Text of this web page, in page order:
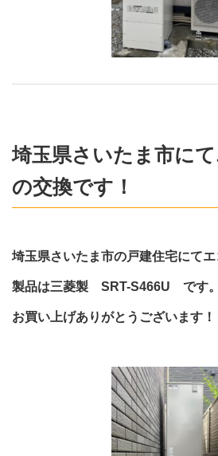
埼玉県さいたま市に
の交換です！
埼玉県さいたま市の戸建住宅にてエ
製品は三菱製 SRT-S466U です。
お買い上げありがとうございます！